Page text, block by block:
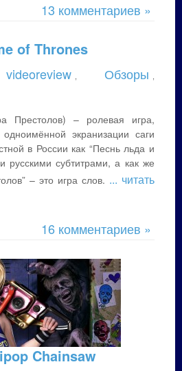
13 комментариев »
of Thrones
videoreview Обзоры
Престолов) – ролевая игра,
экранизации саги
в России как “Песнь льда и
русскими субтитрами, а как же
– это игра слов. ... читать
16 комментариев »
Chainsaw